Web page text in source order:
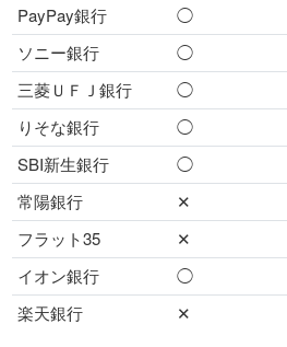
PayPay銀行
◯
ソニー銀行
◯
三菱ＵＦＪ銀行
◯
りそな銀行
◯
SBI新生銀行
◯
常陽銀行
✕
フラット35
✕
イオン銀行
◯
楽天銀行
✕